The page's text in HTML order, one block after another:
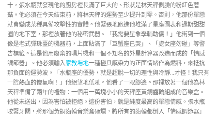
十，張水瓶就發現他的廚房裡長滿了巨大的、形狀是林天秤側臉的粉紅色蘑
菇。他必須在今天結束前，將林天秤的運勢至少提升到零。否則，他那份單戀
就會變成某種具備攻擊性的實體。他緊張地跑進他堆滿了星座圖表和過期甜甜
圈的地下室，那裡放著他的秘密武器。「我需要星象學輔助儀！」他衝到一個
像是老式彈珠臺的機器前，上面貼滿了「巨蟹座已哭」、「處女座勿碰」等警
告標籤。這是他用廢棄的唱片機和一個不知名的外星計算器改造而成的「情感
調節器」。他必須輸入家教場地一種極具感染力的正面情緒作為燃料，來抵抗
那負面的運勢波。「水瓶座的優勢，就是超脫一切的理性與冷靜…才怪！我只有
一腔熱血的傻氣啊！」他絕望地低吼。他看了一眼腳邊。那裡放著一個他為林
天秤準備了兩年的禮物：一個用一萬塊小小的天秤座黃銅齒輪組成的音樂盒。
他從未送出，因為害怕被拒絕。這份害怕，就是純度最高的單戀情感。張水瓶
咬緊牙關，將那個黃銅齒輪音樂盒砸爛，將所有的齒輪都倒入「情感調節器」